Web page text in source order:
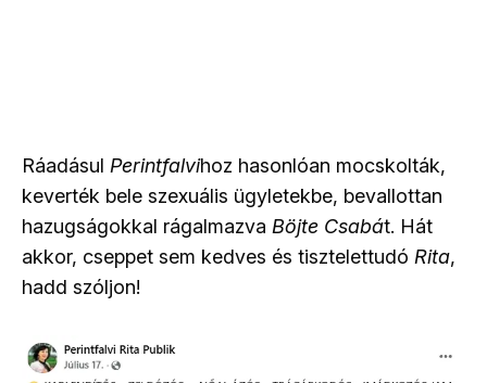
Ráadásul Perintfalvihoz hasonlóan mocskolták,
keverték bele szexuális ügyletekbe, bevallottan
hazugságokkal rágalmazva Böjte Csabát. Hát
akkor, cseppet sem kedves és tisztelettudó Rita,
hadd szóljon!